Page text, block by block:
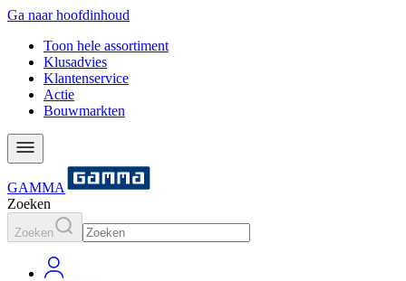
Ga naar hoofdinhoud
Toon hele assortiment
Klusadvies
Klantenservice
Actie
Bouwmarkten
GAMMA
Zoeken
Zoeken